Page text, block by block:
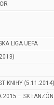
LIGA UEFA
KNIHY (5.11.2014)
2015 – SK